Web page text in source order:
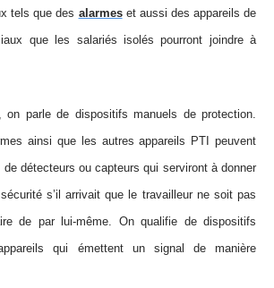
tels que des alarmeset aussi des appareils de
que les salariés isolés pourront joindre à
parle de dispositifs manuels de protection.
ainsi que les autres appareils PTI peuvent
détecteurs ou capteurs qui serviront à donner
s’il arrivait que le travailleur ne soit pas
de par lui-même. On qualifie de dispositifs
qui émettent un signal de manière